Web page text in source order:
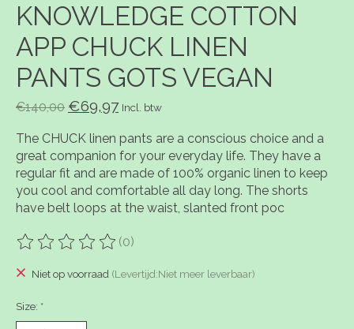
KNOWLEDGE COTTON
APP CHUCK LINEN
PANTS GOTS VEGAN
€140,00 €69,97 Incl. btw
The CHUCK linen pants are a conscious choice and a
great companion for your everyday life. They have a
regular fit and are made of 100% organic linen to keep
you cool and comfortable all day long. The shorts
have belt loops at the waist, slanted front poc
De beoordeling van dit product is
(0)
Niet op voorraad (Levertijd:Niet meer leverbaar)
Size: *